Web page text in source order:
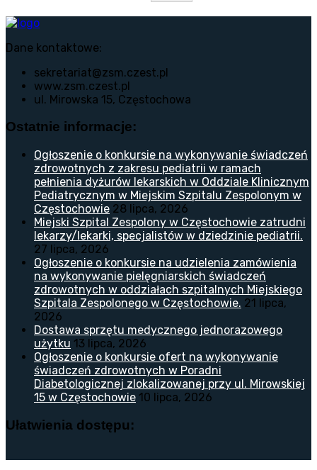
Dane kontaktowe:
sekretariat@zsm.czest.pl
www.zsm.czest.pl
ul. Mirowska 15, Częstochowa
Ostatnie informacje:
Ogłoszenie o konkursie na wykonywanie świadczeń
zdrowotnych z zakresu pediatrii w ramach
pełnienia dyżurów lekarskich w Oddziale Klinicznym
Pediatrycznym w Miejskim Szpitalu Zespolonym w
Częstochowie 28 lipca, 2026
Miejski Szpital Zespolony w Częstochowie zatrudni
lekarzy/lekarki, specjalistów w dziedzinie pediatrii.
27 lipca, 2026
Ogłoszenie o konkursie na udzielenia zamówienia
na wykonywanie pielęgniarskich świadczeń
zdrowotnych w oddziałach szpitalnych Miejskiego
Szpitala Zespolonego w Częstochowie. 21 lipca,
2026
Dostawa sprzętu medycznego jednorazowego
użytku 13 lipca, 2026
Ogłoszenie o konkursie ofert na wykonywanie
świadczeń zdrowotnych w Poradni
Diabetologicznej zlokalizowanej przy ul. Mirowskiej
15 w Częstochowie 10 lipca, 2026
Ułatwienia dostępu: